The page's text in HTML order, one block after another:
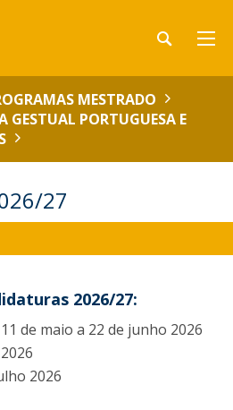
MESTRADO
GESTUAL PORTUGUESA E
27
2026/27:
11 de maio a 22 de junho 2026
2026